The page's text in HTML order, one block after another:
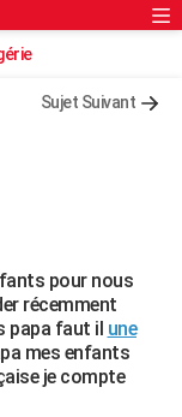
Sujet Suivant
pour nous
récemment
papa faut il une
mes enfants
je compte